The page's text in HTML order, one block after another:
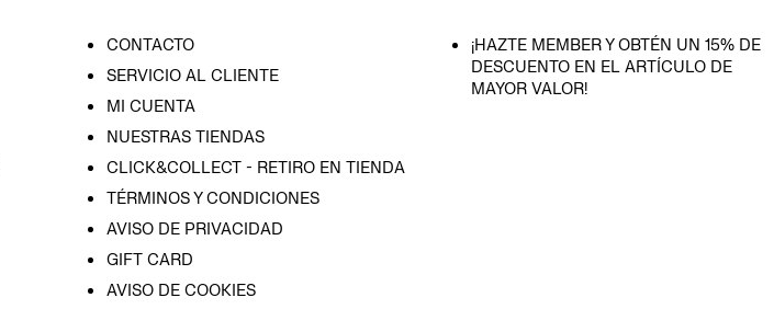
CONTACTO
SERVICIO AL CLIENTE
MI CUENTA
NUESTRAS TIENDAS
CLICK&COLLECT - RETIRO EN TIENDA
TÉRMINOS Y CONDICIONES
AVISO DE PRIVACIDAD
GIFT CARD
AVISO DE COOKIES
¡HAZTE MEMBER Y OBTÉN UN 15% DE
DESCUENTO EN EL ARTÍCULO DE
MAYOR VALOR!